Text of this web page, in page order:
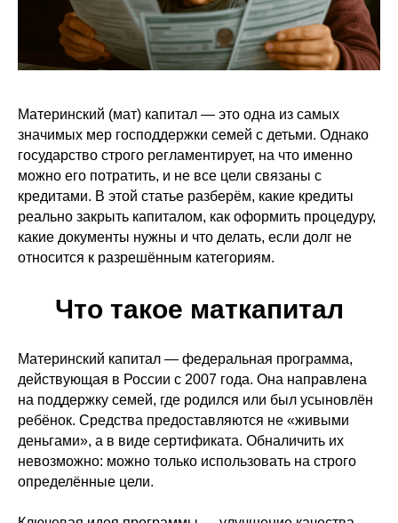
Материнский (мат) капитал — это одна из самых
значимых мер господдержки семей с детьми. Однако
государство строго регламентирует, на что именно
можно его потратить, и не все цели связаны с
кредитами. В этой статье разберём, какие кредиты
реально закрыть капиталом, как оформить процедуру,
какие документы нужны и что делать, если долг не
относится к разрешённым категориям.
Что такое маткапитал
Материнский капитал — федеральная программа,
действующая в России с 2007 года. Она направлена
на поддержку семей, где родился или был усыновлён
ребёнок. Средства предоставляются не «живыми
деньгами», а в виде сертификата. Обналичить их
невозможно: можно только использовать на строго
определённые цели.